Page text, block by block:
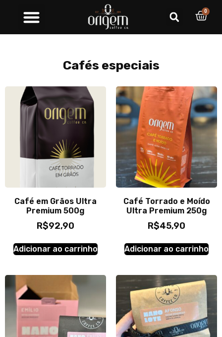
0
Cafés especiais
Café em Grãos Ultra
Premium 500g
R$92,90
Adicionar ao carrinho
Café Torrado e Moído
Ultra Premium 250g
R$45,90
Adicionar ao carrinho